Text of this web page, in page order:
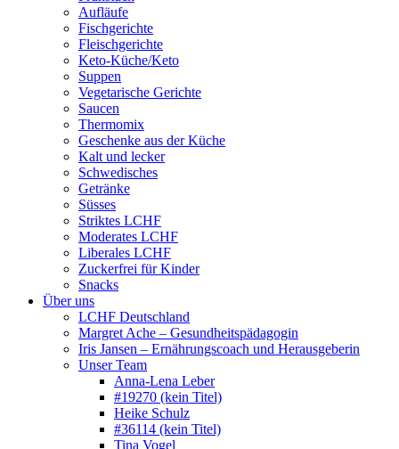
Aufläufe
Fischgerichte
Fleischgerichte
Keto-Küche/Keto
Suppen
Vegetarische Gerichte
Saucen
Thermomix
Geschenke aus der Küche
Kalt und lecker
Schwedisches
Getränke
Süsses
Striktes LCHF
Moderates LCHF
Liberales LCHF
Zuckerfrei für Kinder
Snacks
Über uns
LCHF Deutschland
Margret Ache – Gesundheitspädagogin
Iris Jansen – Ernährungscoach und Herausgeberin
Unser Team
Anna-Lena Leber
#19270 (kein Titel)
Heike Schulz
#36114 (kein Titel)
Tina Vogel